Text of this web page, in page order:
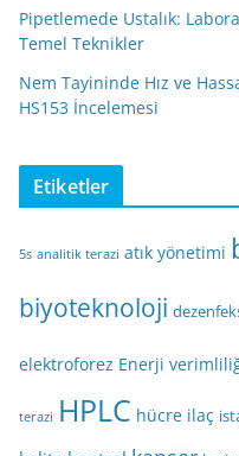
Pipetlemede Ustalık:
Temel Teknikler
Nem Tayininde Hız ve
HS153 İncelemesi
Etiketler
5s analitik terazi atık yönetimi
biyoteknoloji
elektroforez Enerji
terazi HPLC hücre ilaç